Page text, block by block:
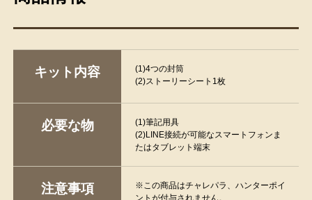
キット内容
(1)4つの封筒
(2)ストーリーシート1枚
必要な物
(1)筆記用具
(2)LINE接続が可能なスマートフォンま
たはタブレット端末
注意事項
※この商品はチャレパラ、ハンターポイ
ントが付与されません。